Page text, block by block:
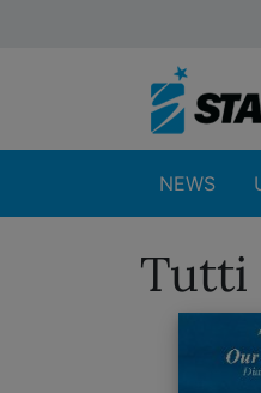
NEWS
Tutti